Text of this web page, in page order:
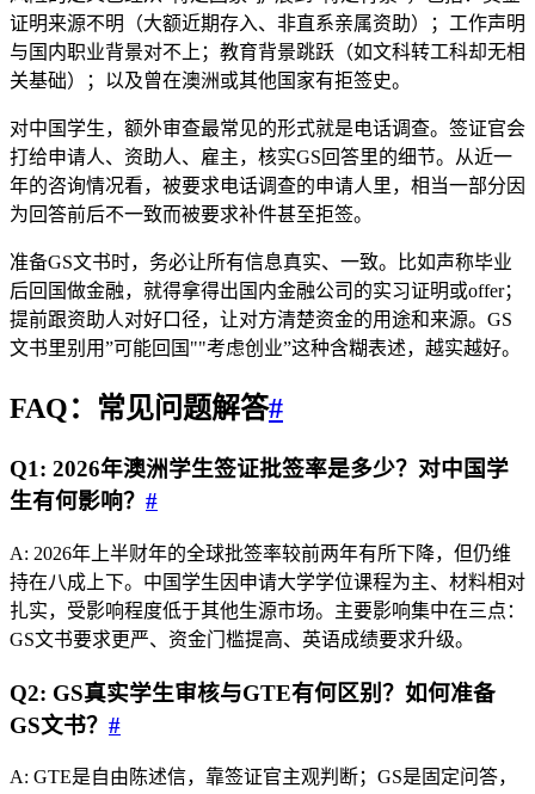
证明来源不明（大额近期存入、非直系亲属资助）；工作声明
与国内职业背景对不上；教育背景跳跃（如文科转工科却无相
关基础）；以及曾在澳洲或其他国家有拒签史。
对中国学生，额外审查最常见的形式就是电话调查。签证官会
打给申请人、资助人、雇主，核实GS回答里的细节。从近一
年的咨询情况看，被要求电话调查的申请人里，相当一部分因
为回答前后不一致而被要求补件甚至拒签。
准备GS文书时，务必让所有信息真实、一致。比如声称毕业
后回国做金融，就得拿得出国内金融公司的实习证明或offer；
提前跟资助人对好口径，让对方清楚资金的用途和来源。GS
文书里别用”可能回国""考虑创业”这种含糊表述，越实越好。
FAQ：常见问题解答#
Q1: 2026年澳洲学生签证批签率是多少？对中国学
生有何影响？ #
A: 2026年上半财年的全球批签率较前两年有所下降，但仍维
持在八成上下。中国学生因申请大学学位课程为主、材料相对
扎实，受影响程度低于其他生源市场。主要影响集中在三点：
GS文书要求更严、资金门槛提高、英语成绩要求升级。
Q2: GS真实学生审核与GTE有何区别？如何准备
GS文书？ #
A: GTE是自由陈述信，靠签证官主观判断；GS是固定问答，